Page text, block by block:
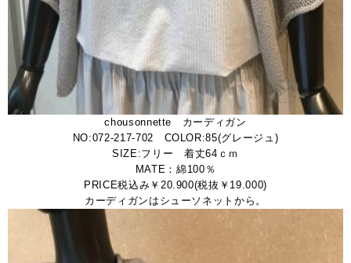
chousonnette カーディガン
NO:072-217-702 COLOR:85(グレージュ)
SIZE:フリー 着丈64ｃｍ
MATE：綿100％
PRICE税込み￥20.900(税抜￥19.000)
カーディガンはシューソネットから。